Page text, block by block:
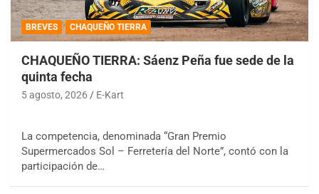
BREVES CHAQUEÑO TIERRA
CHAQUEÑO TIERRA: Sáenz Peña fue sede de la
quinta fecha
5 agosto, 2026 E-Kart
La competencia, denominada “Gran Premio
Supermercados Sol – Ferretería del Norte”, contó con la
participación de…